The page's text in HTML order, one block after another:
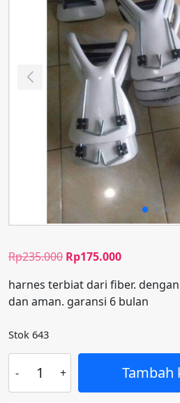
Rp235.000 Harga
adalah:
Rp235.000.
Rp175.000Harga
ini
adalah:
harnes terbiat dari fiber.
dan aman. garansi 6 bulan
Stok 643
Harnes
fiber
Tambah